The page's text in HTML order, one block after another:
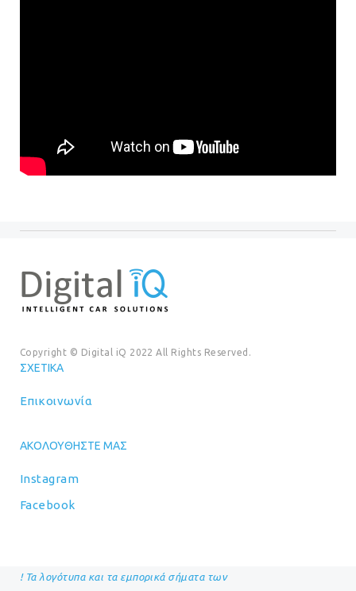
Copyright © Digital iQ 2022 All Rights Reserved.
ΣΧΕΤΙΚΆ
Επικοινωνία
ΑΚΟΛΟΥΘΉΣΤΕ ΜΑΣ
Instagram
Facebook
! Τα λογότυπα και τα εμπορικά σήματα των